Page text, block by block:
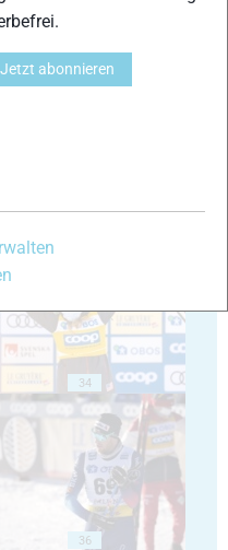
30
34
36
Jetzt abonnieren